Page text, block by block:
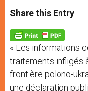
t
s
p
p
s
e
g
e
r
e
b
o
k
Share this Entry
« Les informations
traitements infligés
frontière polono-
une déclaration